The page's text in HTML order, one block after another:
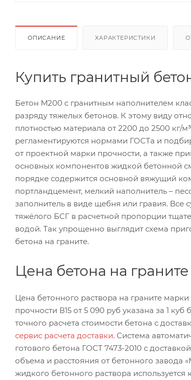
ОПИСАНИЕ ХАРАКТЕРИСТИКИ
Купить гранитный
Бетон М200 с гранитным наполнителем
разряду тяжелых бетонов. К этому виду
плотностью материала от 2200 до 2500 кг/
регламентируются нормами ГОСТа и
от проектной марки прочности, а также
основных компонентов жидкой бетонной
порядке содержится основной вяжущий
портландцемент, мелкий наполнитель –
заполнитель в виде щебня или гравия. Все
тяжёлого БСГ в расчетной пропорции
водой. Так упрощенно выглядит схема
бетона на граните.
Цена бетона на
Цена бетонного раствора на граните
прочности В15 от 5 090 руб указана за 1 куб
точного расчета стоимости бетона с
сервис расчета доставки. Система
готового бетона ГОСТ 7473-2010 с
объема и расстояния от бетонного завода
жидкого бетонного раствора используется